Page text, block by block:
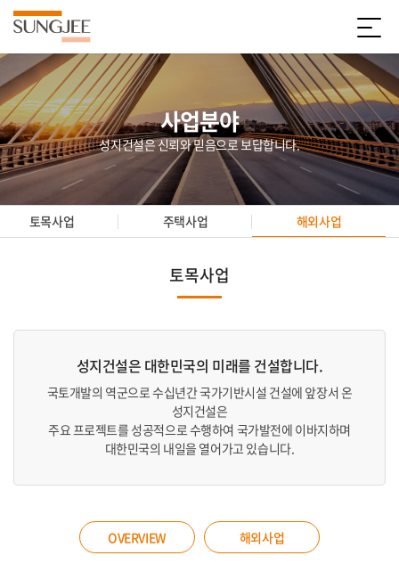
사업분야
성지건설은 신뢰와 믿음으로 보답합니다.
토목사업 주택사업 해외사업
토목사업
성지건설은 대한민국의 미래를 건설합니다.
국토개발의 역군으로 수십년간 국가기반시설 건설에 앞장서 온
성지건설은
주요 프로젝트를 성공적으로 수행하여 국가발전에 이바지하며
대한민국의 내일을 열어가고 있습니다.
OVERVIEW 해외사업